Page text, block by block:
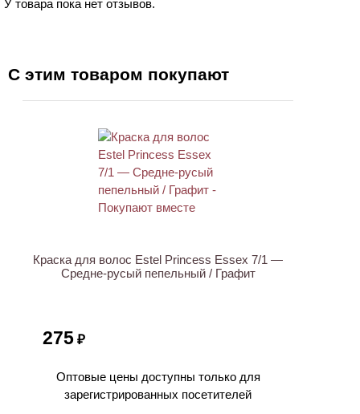
У товара пока нет отзывов.
С этим товаром покупают
Краска для волос Estel Princess Essex 7/1 —
Средне-русый пепельный / Графит
275 ₽
Оптовые цены доступны только для
зарегистрированных посетителей